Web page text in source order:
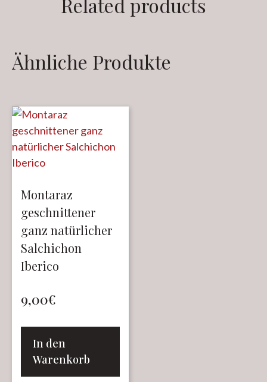
Related products
Ähnliche Produkte
Montaraz
geschnittener
ganz natürlicher
Salchichon
Iberico
9,00€
In den
Warenkorb